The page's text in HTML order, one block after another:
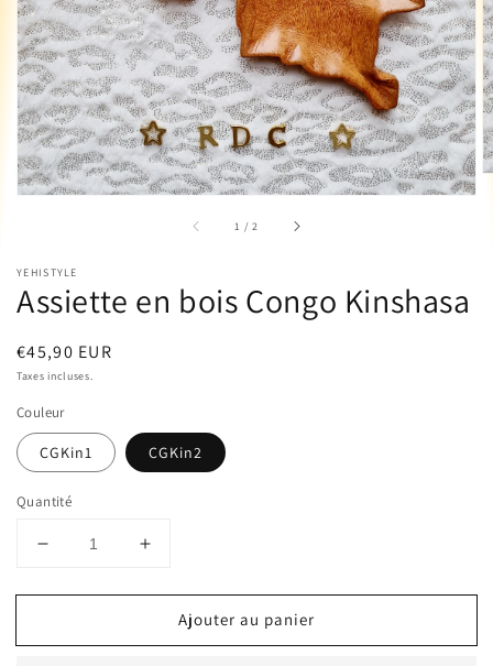
dans
la
vue
de
la
galerie
1 /sur
2
YEHISTYLE
Assiette en bois Congo Kinshasa
Prix
habituel
€45,90 EUR
Taxes incluses.
Couleur
CGKin1 CGKin2
Quantité
Réduire
quantité
Assiette
Augmenter
quantité
Assiette
Ajouter au panier